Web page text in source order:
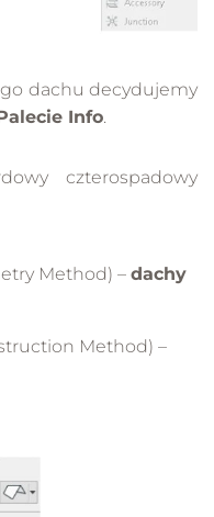
dachu decydujemy
Info.
czterospadowy
Method) – dachy
Method) –